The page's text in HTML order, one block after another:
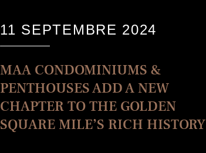
11 SEPTEMBRE 2024
MAA CONDOMINIUMS &
PENTHOUSES ADD A NEW
CHAPTER TO THE GOLDEN
SQUARE MILE’S RICH HISTORY